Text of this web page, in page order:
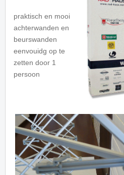
praktisch en mooi
achterwanden en
beurswanden
eenvouidg op te
zetten door 1
persoon